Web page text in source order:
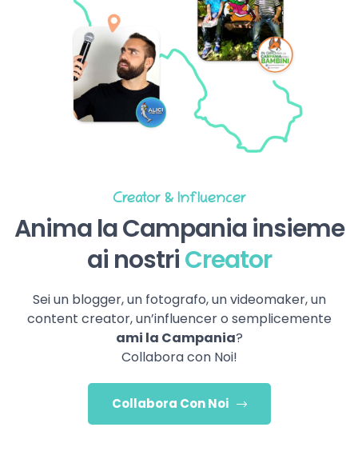
Creator & Influencer
Anima la Campania insieme
ai nostriCreator
Sei un blogger, un fotografo, un videomaker, un
content creator, un’influencer o semplicemente
ami la Campania?
Collabora con Noi!
Collabora Con Noi